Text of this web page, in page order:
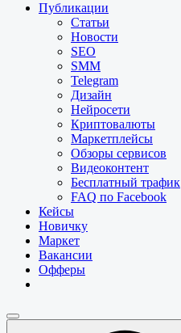
Публикации
Статьи
Новости
SEO
SMM
Telegram
Дизайн
Нейросети
Криптовалюты
Маркетплейсы
Обзоры сервисов
Видеоконтент
Бесплатный трафик
FAQ по Facebook
Кейсы
Новичку
Маркет
Вакансии
Офферы